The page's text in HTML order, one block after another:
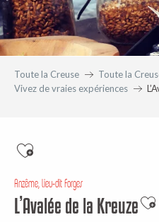
Toute la Creuse Toute la
Vivez de vraies expériences
Anzême, lieu-dit Forges
L’Avalée de la Kreuze